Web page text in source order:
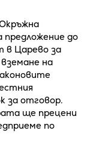
предложение до
в Царево за
на
за отговор.
ще прецени
по